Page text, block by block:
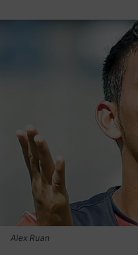
Alex Ruan